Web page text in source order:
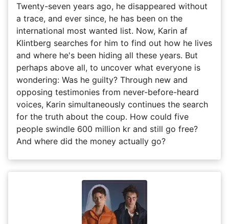
Twenty-seven years ago, he disappeared without
a trace, and ever since, he has been on the
international most wanted list. Now, Karin af
Klintberg searches for him to find out how he lives
and where he's been hiding all these years. But
perhaps above all, to uncover what everyone is
wondering: Was he guilty? Through new and
opposing testimonies from never-before-heard
voices, Karin simultaneously continues the search
for the truth about the coup. How could five
people swindle 600 million kr and still go free?
And where did the money actually go?